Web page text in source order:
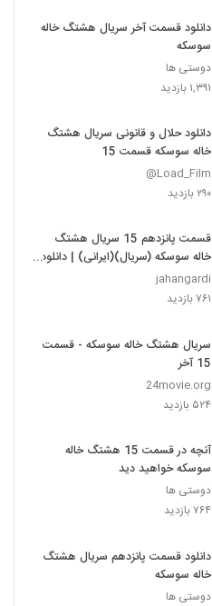
دانلود قسمت آخر سریال هشتگ خاله
سوسکه
دوستی ها
۱,۳۹۱ بازدید
دانلود حلال و قانونی سریال هشتگ
خاله سوسکه قسمت 15
Load_Film@
۲۹۰ بازدید
قسمت پانزدهم 15 سریال هشتگ
خاله سوسکه (سریال)(ایرانی) | دانلود
سوسکه کامل
jahangardi
۷۶۱ بازدید
سریال هشتگ خاله سوسکه - قسمت
15 آخر
24movie.org
۵۲۴ بازدید
آنچه در قسمت 15 هشتگ خاله
سوسکه خواهید دید
دوستی ها
۷۶۴ بازدید
دانلود قسمت پانزدهم سریال هشتگ
خاله سوسکه
دوستی ها